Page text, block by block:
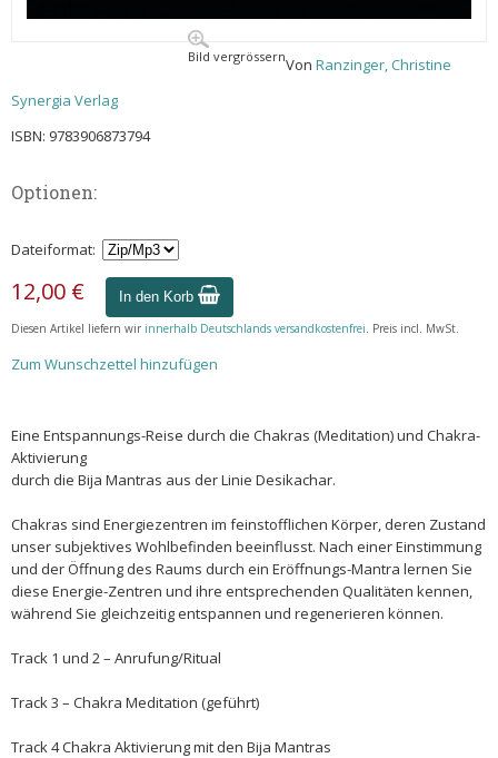
Bild vergrössernVon Ranzinger, Christine
Synergia Verlag
ISBN: 9783906873794
Optionen:
Dateiformat:
12,00 € In den Korb
Diesen Artikel liefern wir innerhalb Deutschlands versandkostenfrei. Preis incl. MwSt.
Zum Wunschzettel hinzufügen
Eine Entspannungs-Reise durch die Chakras (Meditation) und Chakra-
Aktivierung
durch die Bija Mantras aus der Linie Desikachar.
Chakras sind Energiezentren im feinstofflichen Körper, deren Zustand
unser subjektives Wohlbefinden beeinflusst. Nach einer Einstimmung
und der Öffnung des Raums durch ein Eröffnungs-Mantra lernen Sie
diese Energie-Zentren und ihre entsprechenden Qualitäten kennen,
während Sie gleichzeitig entspannen und regenerieren können.
Track 1 und 2 – Anrufung/Ritual
Track 3 – Chakra Meditation (geführt)
Track 4 Chakra Aktivierung mit den Bija Mantras